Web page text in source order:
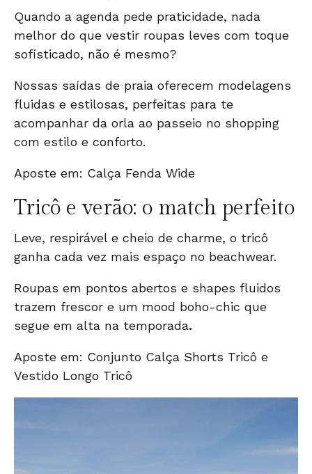
Quando a agenda pede praticidade, nada
melhor do que vestir roupas leves com toque
sofisticado, não é mesmo?
Nossas saídas de praia oferecem modelagens
fluidas e estilosas, perfeitas para te
acompanhar da orla ao passeio no shopping
com estilo e conforto.
Aposte em: Calça Fenda Wide
Tricô e verão: o match perfeito
Leve, respirável e cheio de charme, o tricô
ganha cada vez mais espaço no beachwear.
Roupas em pontos abertos e shapes fluidos
trazem frescor e um mood boho-chic que
segue em alta na temporada.
Aposte em: Conjunto Calça Shorts Tricô e
Vestido Longo Tricô